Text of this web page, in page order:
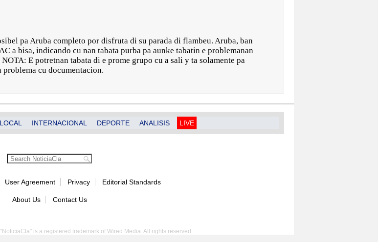
pa Aruba completo por disfruta di su parada di flambeu. Aruba, ban
a bisa, indicando cu nan tabata purba pa aunke tabatin e problemanan
E potretnan tabata di e prome grupo cu a sali y ta solamente pa
cu documentacion.
LOCAL INTERNACIONAL DEPORTE ANALISIS LIVE
User Agreement Privacy Editorial Standards
About Us Contact Us
is a registered trademark of Wired Media. All rights reserved.